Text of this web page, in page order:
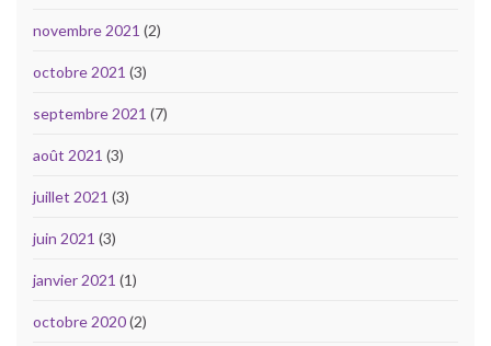
novembre 2021 (2)
octobre 2021 (3)
septembre 2021 (7)
août 2021 (3)
juillet 2021 (3)
juin 2021 (3)
janvier 2021 (1)
octobre 2020(2)